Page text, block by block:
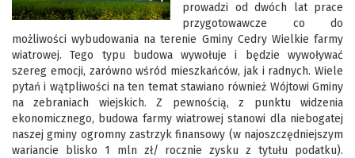
prowadzi od dwóch lat prace
przygotowawcze co do
możliwości wybudowania na terenie Gminy Cedry Wielkie farmy
wiatrowej. Tego typu budowa wywołuje i będzie wywoływać
szereg emocji, zarówno wśród mieszkańców, jak i radnych. Wiele
pytań i wątpliwości na ten temat stawiano również Wójtowi Gminy
na zebraniach wiejskich. Z pewnością, z punktu widzenia
ekonomicznego, budowa farmy wiatrowej stanowi dla niebogatej
naszej gminy ogromny zastrzyk finansowy (w najoszczędniejszym
wariancie blisko 1 mln zł/ rocznie zysku z tytułu podatku).